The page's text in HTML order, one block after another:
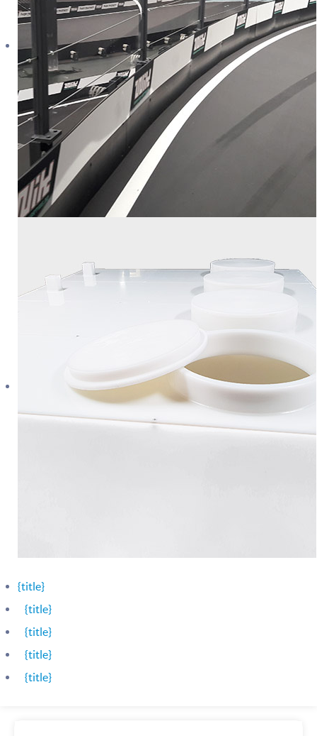
{title}
{title}
{title}
{title}
{title}